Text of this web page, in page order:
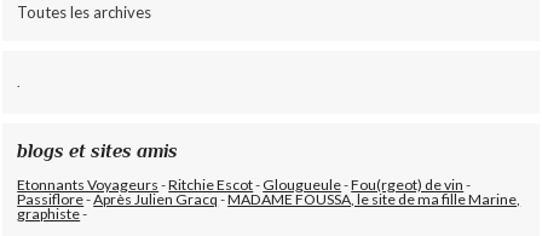
Toutes les archives
blogs et sites amis
Etonnants Voyageurs -Ritchie Escot-Glougueule-Fou(rgeot) de vin -
Passiflore-Après Julien Gracq-MADAME FOUSSA, le site de ma fille Marine,
graphiste-